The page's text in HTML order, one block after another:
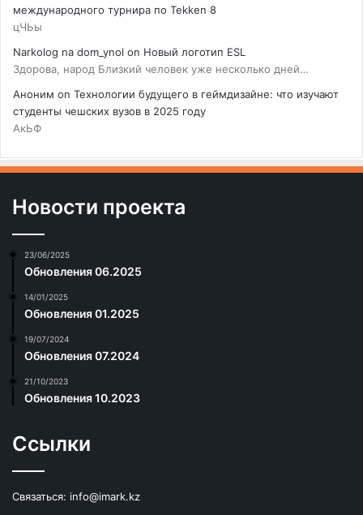
международного турнира по Tekken 8
цЧЬы
Narkolog na dom_ynol on Новый логотип ESL
Здорова, народ Близкий человек уже несколько дней…
Аноним on Технологии будущего в геймдизайне: что изучают
студенты чешских вузов в 2025 году
АкЬФ
Новости проекта
23/06/2025
Обновления 06.2025
14/01/2025
Обновления 01.2025
19/07/2024
Обновления 07.2024
21/10/2023
Обновления 10.2023
Ссылки
Связаться: info@imark.kz